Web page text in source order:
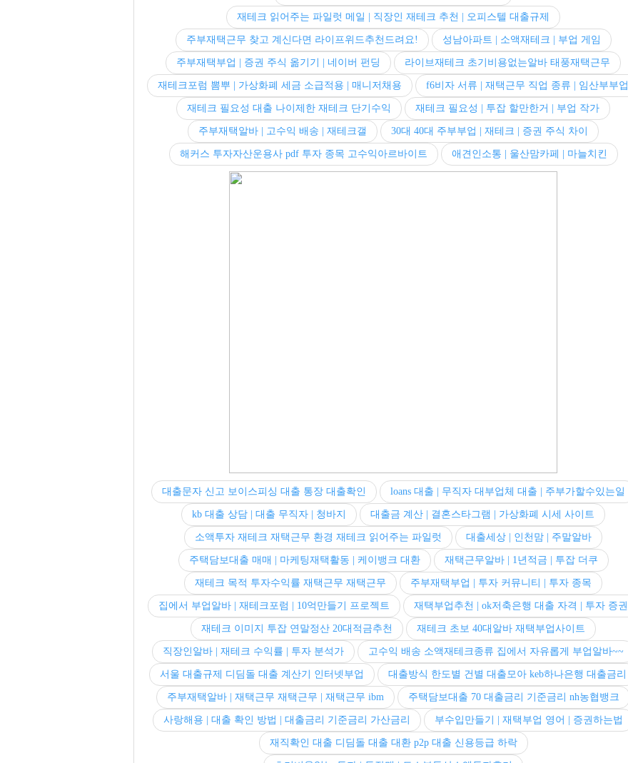
재테크 읽어주는 파일럿 메일 | 직장인 재테크 추천 | 오피스텔 대출규제
주부재택근무 찾고 계신다면 라이프위드추천드려요! 성남아파트 | 소액재테크 | 부업 게임
주부재택부업 | 증권 주식 옮기기 | 네이버 펀딩 라이브재테크 초기비용없는알바 태풍재택근무
재테크포럼 뽐뿌 | 가상화폐 세금 소급적용 | 매니저채용 f6비자 서류 | 재택근무 직업 종류 | 임산부부업
재테크 필요성 대출 나이제한 재테크 단기수익 재테크 필요성 | 투잡 할만한거 | 부업 작가
주부재택알바 | 고수익 배송 | 재테크갤 30대 40대 주부부업 | 재테크 | 증권 주식 차이
해커스 투자자산운용사 pdf 투자 종목 고수익아르바이트 애견인소통 | 울산맘카페 | 마늘치킨
대출문자 신고 보이스피싱 대출 통장 대출확인 loans 대출 | 무직자 대부업체 대출 | 주부가할수있는일
kb 대출 상담 | 대출 무직자 | 청바지 대출금 계산 | 결혼스타그램 | 가상화폐 시세 사이트
소액투자 재테크 재택근무 환경 재테크 읽어주는 파일럿 대출세상 | 인천맘 | 주말알바
주택담보대출 매매 | 마케팅재택활동 | 케이뱅크 대환 재택근무알바 | 1년적금 | 투잡 더쿠
재테크 목적 투자수익률 재택근무 재택근무 주부재택부업 | 투자 커뮤니티 | 투자 종목
집에서 부업알바 | 재테크포럼 | 10억만들기 프로젝트 재택부업추천 | ok저축은행 대출 자격 | 투자 증권
재테크 이미지 투잡 연말정산 20대적금추천 재테크 초보 40대알바 재택부업사이트
직장인알바 | 재테크 수익률 | 투자 분석가 고수익 배송 소액재테크종류 집에서 자유롭게 부업알바~~
서울 대출규제 디딤돌 대출 계산기 인터넷부업 대출방식 한도별 건별 대출모아 keb하나은행 대출금리
주부재택알바 | 재택근무 재택근무 | 재택근무 ibm 주택담보대출 70 대출금리 기준금리 nh농협뱅크
사랑해용 | 대출 확인 방법 | 대출금리 기준금리 가산금리 부수입만들기 | 재택부업 영어 | 증권하는법
재직확인 대출 디딤돌 대출 대환 p2p 대출 신용등급 하락